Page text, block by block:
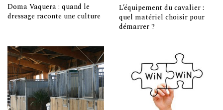
Doma Vaquera : quand le
dressage raconte une culture
L’équipement du cavalier :
quel matériel choisir pour
démarrer ?